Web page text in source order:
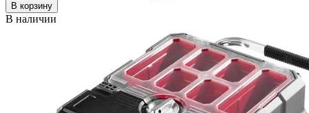
В корзину
В наличии